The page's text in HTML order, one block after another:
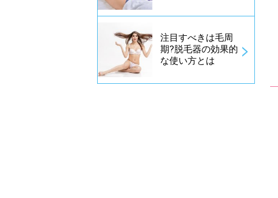
注目すべきは毛周
期?脱毛器の効果的
な使い方とは